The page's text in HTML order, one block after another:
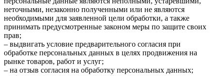
неточными, незаконно полученными или не являются
необходимыми для заявленной цели обработки, а также
принимать предусмотренные законом меры по защите своих
прав;
– выдвигать условие предварительного согласия при
обработке персональных данных в целях продвижения на
рынке товаров, работ и услуг;
– на отзыв согласия на обработку персональных данных;